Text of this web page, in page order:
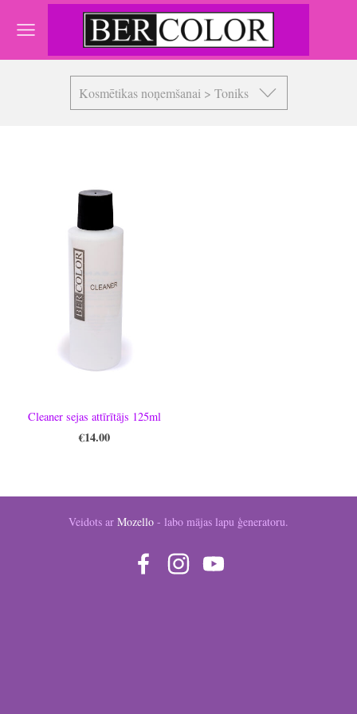
Kosmētikas noņemšanai > Toniks
Cleaner sejas attīrītājs 125ml
€14.00
Veidots ar Mozello - labo mājas lapu ģeneratoru.